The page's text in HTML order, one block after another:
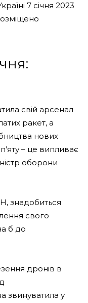
7 січня 2023
свій арсенал
ракет, а
нових
– це випливає
оборони
знадобиться
свого
б до
дронів в
звинуватила у